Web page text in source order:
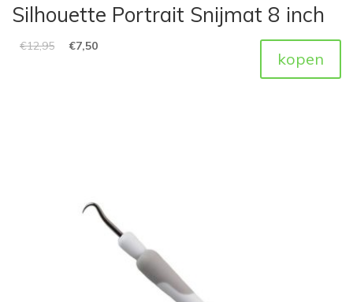
Silhouette Portrait Snijmat 8 inch
€12,95 €7,50
kopen